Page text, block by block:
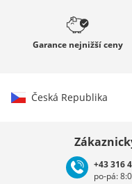
Garance nejnižší ceny
Česká Republika
Deutschland
+43 316
po-pá: